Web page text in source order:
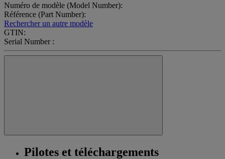
Numéro de modèle (Model Number):
Référence (Part Number):
Rechercher un autre modèle
GTIN:
Serial Number :
Pilotes et téléchargements